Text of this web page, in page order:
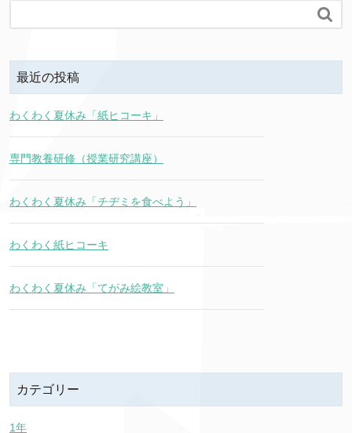

最近の投稿
わくわく夏休み「紙ヒコーキ」
専門教養研修（授業研究講座）
わくわく夏休み「チヂミを食べよう」
わくわく紙ヒコーキ
わくわく夏休み「てがみ絵教室」
カテゴリー
1年